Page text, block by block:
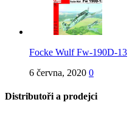
Focke Wulf Fw-190D-13
6 června, 2020 0
Distributoři a prodejci